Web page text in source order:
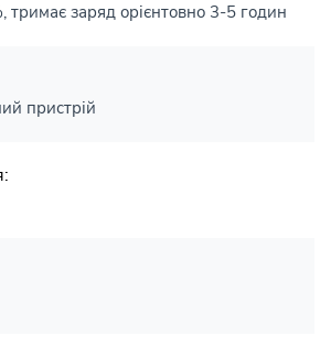
тримає заряд орієнтовно 3-5 годин
пристрій